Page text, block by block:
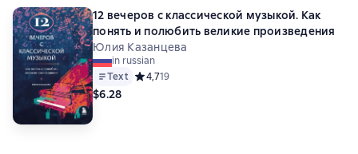
12 вечеров с классической музыкой. Как
понять и полюбить великие произведения
Юлия Казанцева
in russian
Text Средний рейтинг 4,7 на основе 19 оценок
4,719
$6.28